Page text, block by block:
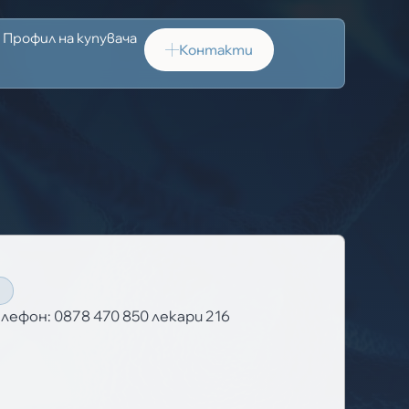
Профил на купувача
Контакти
0878 470 850 лекари 216